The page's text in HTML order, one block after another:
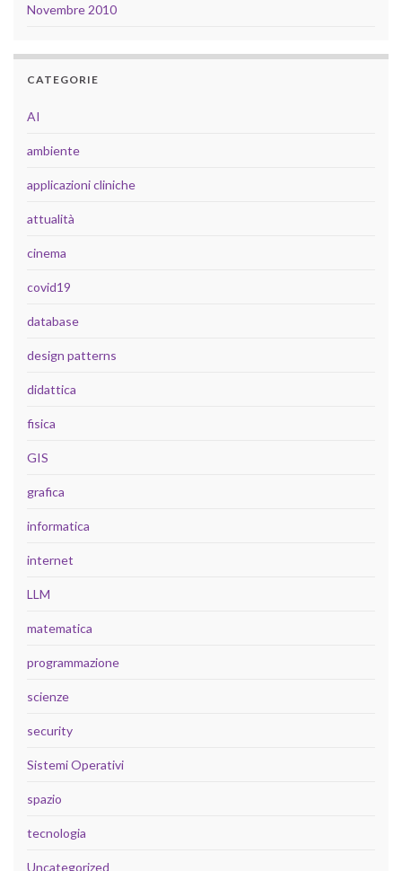
Novembre 2010
CATEGORIE
AI
ambiente
applicazioni cliniche
attualità
cinema
covid19
database
design patterns
didattica
fisica
GIS
grafica
informatica
internet
LLM
matematica
programmazione
scienze
security
Sistemi Operativi
spazio
tecnologia
Uncategorized